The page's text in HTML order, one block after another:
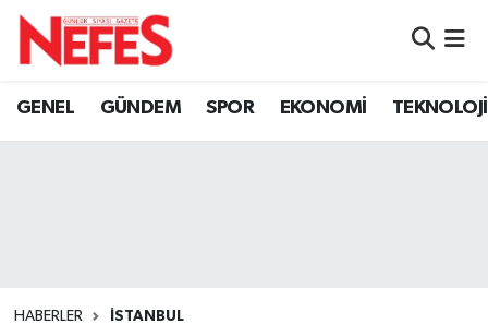
GENEL GÜNDEM SPOR EKONOMİ TEKNOLOJİ
HABERLER İSTANBUL
Hava Durumu
Süper Lig Puan Durumu ve Fikstür